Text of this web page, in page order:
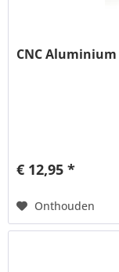
CNC Aluminium
€ 12,95 *
Onthouden